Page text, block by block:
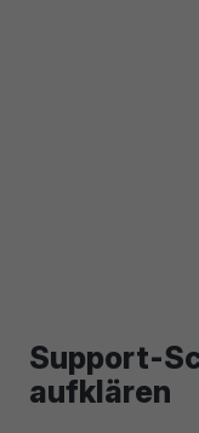
Support-
aufklären